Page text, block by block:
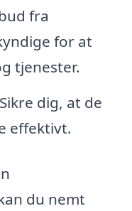
fra
for at
tjenester.
dig, at de
effektivt.
du nemt